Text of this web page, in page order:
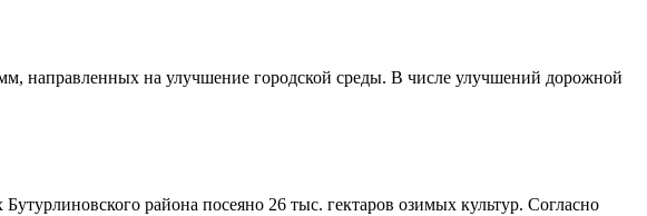
направленных на улучшение городской среды. В числе улучшений дорожной
района посеяно 26 тыс. гектаров озимых культур. Согласно